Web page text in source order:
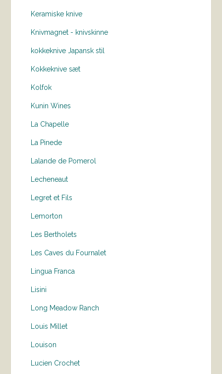
Keramiske knive
Knivmagnet - knivskinne
kokkeknive Japansk stil
Kokkeknive sæt
Kolfok
Kunin Wines
La Chapelle
La Pinede
Lalande de Pomerol
Lecheneaut
Legret et Fils
Lemorton
Les Bertholets
Les Caves du Fournalet
Lingua Franca
Lisini
Long Meadow Ranch
Louis Millet
Louison
Lucien Crochet